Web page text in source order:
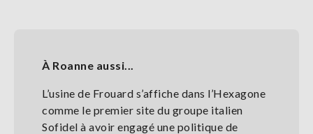
À Roanne aussi...
L’usine de Frouard s’affiche dans l’Hexagone
comme le premier site du groupe italien
Sofidel à avoir engagé une politique de